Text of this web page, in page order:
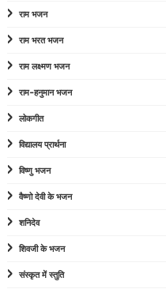
राम भजन
राम भरत भजन
राम लक्ष्मण भजन
राम-हनुमान भजन
लोकगीत
विद्यालय प्रार्थना
विष्णु भजन
वैष्णो देवी के भजन
शनिदेव
शिवजी के भजन
संस्कृत में स्तुति